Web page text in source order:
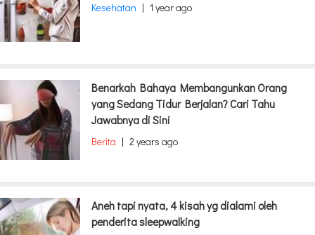
Kesehatan | 1 year ago
Benarkah Bahaya Membangunkan Orang
yang Sedang Tidur Berjalan? Cari Tahu
Jawabnya di Sini
Berita | 2 years ago
Aneh tapi nyata, 4 kisah yg dialami oleh
penderita sleepwalking